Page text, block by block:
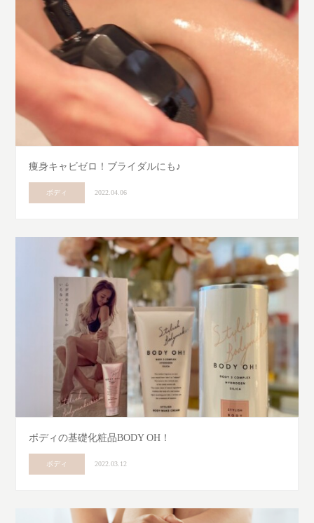
痩身キャビゼロ！ブライダルにも♪
ボディ 2022.04.06
ボディの基礎化粧品BODY OH！
ボディ 2022.03.12